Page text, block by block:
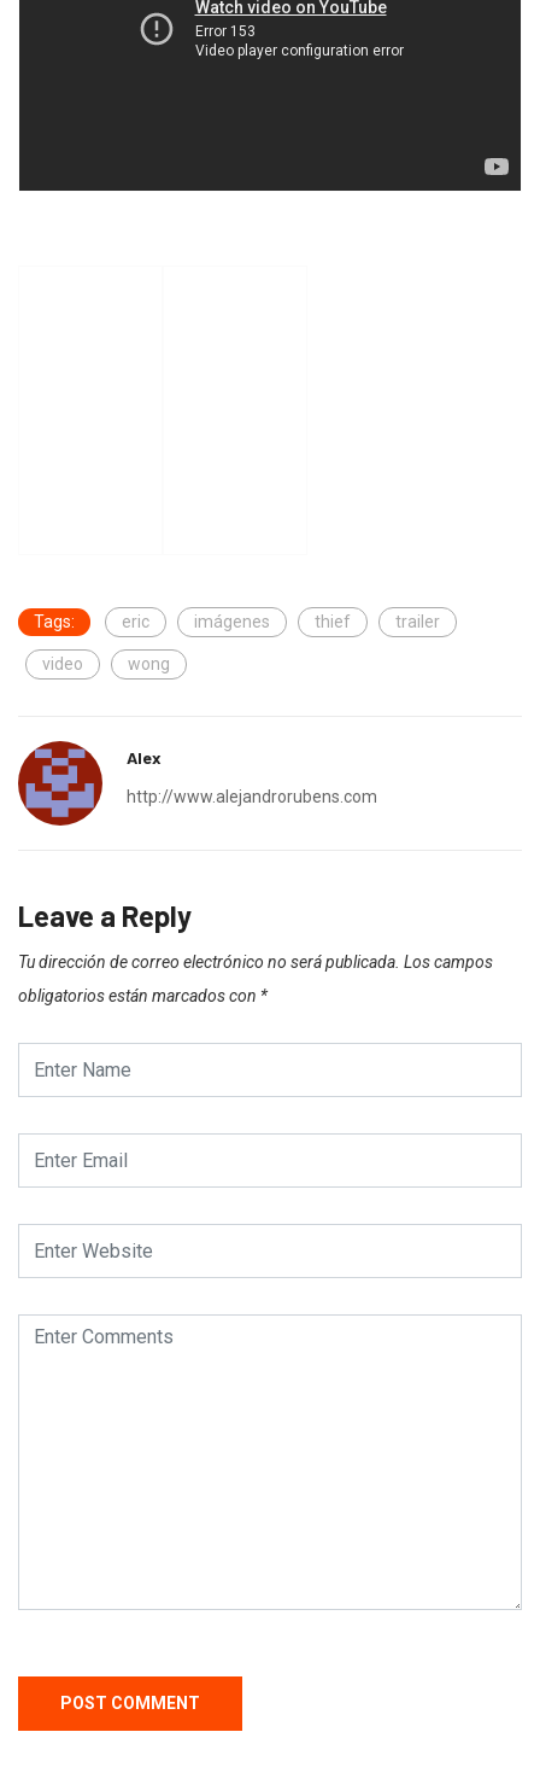
Tags: eric imágenes thief trailer
video wong
Alex
http://www.alejandrorubens.com
Leave a Reply
Tu dirección de correo electrónico no será publicada. Los campos
obligatorios están marcados con *